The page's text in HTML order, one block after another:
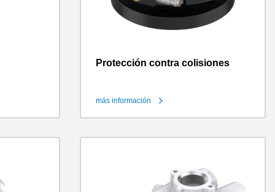
Protección contra colisiones
más información